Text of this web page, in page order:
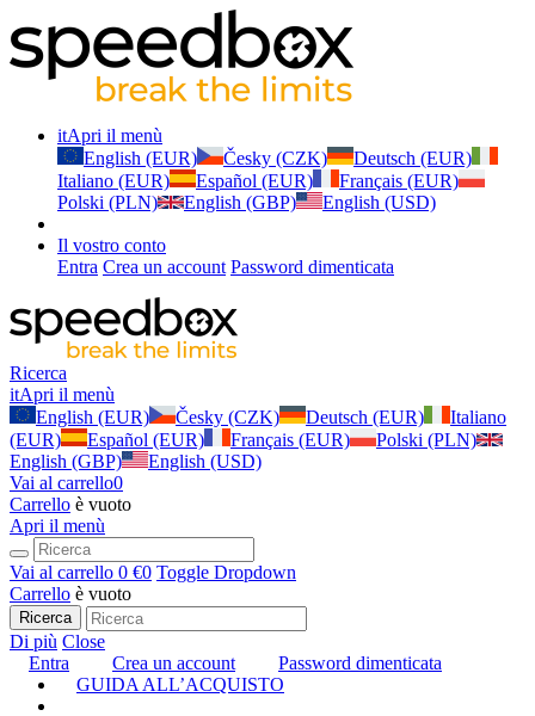
itApri il menù
English (EUR)
Česky (CZK)
Deutsch (EUR)
Italiano (EUR)
Español (EUR)
Français (EUR)
Polski (PLN)
English (GBP) English (USD)
Il vostro conto
Entra Crea un account Password dimenticata
Ricerca
itApri il menù
English (EUR)
Česky (CZK) Deutsch (EUR)
Italiano
(EUR)
Español (EUR) Français (EUR)
Polski (PLN)
English (GBP)
English (USD)
Vai al carrello0
Carrello è vuoto
Apri il menù
Vai al carrello 0 €0 Toggle Dropdown
Carrello è vuoto
Ricerca
Di più Close
Entra
Crea un account
Password dimenticata
GUIDA ALL’ACQUISTO